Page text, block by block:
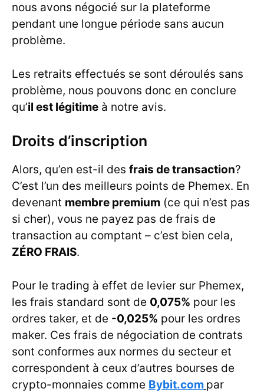
nous avons négocié sur la plateforme
pendant une longue période sans aucun
problème.
Les retraits effectués se sont déroulés sans
problème, nous pouvons donc en conclure
qu’il est légitime à notre avis.
Droits d’inscription
Alors, qu’en est-il des frais de transaction?
C’est l’un des meilleurs points de Phemex. En
devenant membre premium (ce qui n’est pas
si cher), vous ne payez pas de frais de
transaction au comptant – c’est bien cela,
ZÉRO FRAIS.
Pour le trading à effet de levier sur Phemex,
les frais standard sont de 0,075% pour les
ordres taker, et de -0,025% pour les ordres
maker. Ces frais de négociation de contrats
sont conformes aux normes du secteur et
correspondent à ceux d’autres bourses de
crypto-monnaies comme Bybit.com par